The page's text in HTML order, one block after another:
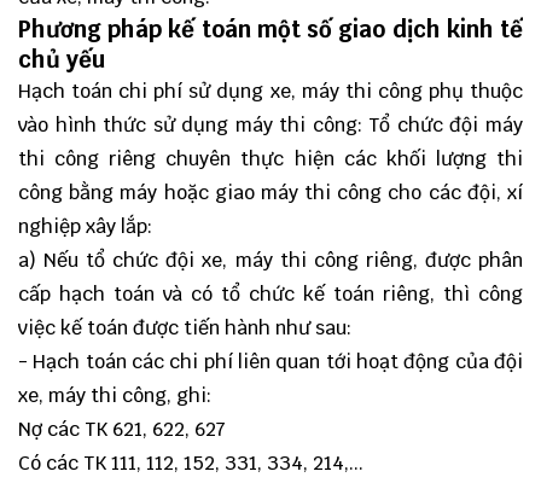
Phương pháp kế toán một số giao dịch kinh tế
chủ yếu
Hạch toán chi phí sử dụng xe, máy thi công phụ thuộc
vào hình thức sử dụng máy thi công: Tổ chức đội máy
thi công riêng chuyên thực hiện các khối lượng thi
công bằng máy hoặc giao máy thi công cho các đội, xí
nghiệp xây lắp:
a) Nếu tổ chức đội xe, máy thi công riêng, được phân
cấp hạch toán và có tổ chức kế toán riêng, thì công
việc kế toán được tiến hành như sau:
- Hạch toán các chi phí liên quan tới hoạt động của đội
xe, máy thi công, ghi:
Nợ các TK 621, 622, 627
Có các TK 111, 112, 152, 331, 334, 214,...